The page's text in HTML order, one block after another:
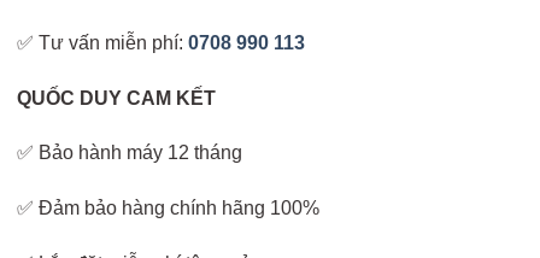
✅ Tư vấn miễn phí:0708 990 113
QUỐC DUY CAM KẾT
✅ Bảo hành máy 12 tháng
✅ Đảm bảo hàng chính hãng 100%